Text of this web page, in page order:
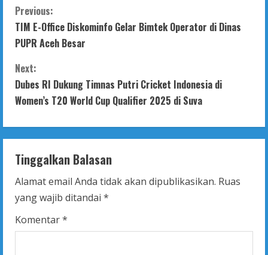
C
o
n
t
n
u
e
R
e
Previous:
TIM E-Office Diskominfo Gelar Bimtek Operator di Dinas
PUPR Aceh Besar
Next:
Dubes RI Dukung Timnas Putri Cricket Indonesia di
Women’s T20 World Cup Qualifier 2025 di Suva
Tinggalkan Balasan
Alamat email Anda tidak akan dipublikasikan. Ruas
yang wajib ditandai *
Komentar*